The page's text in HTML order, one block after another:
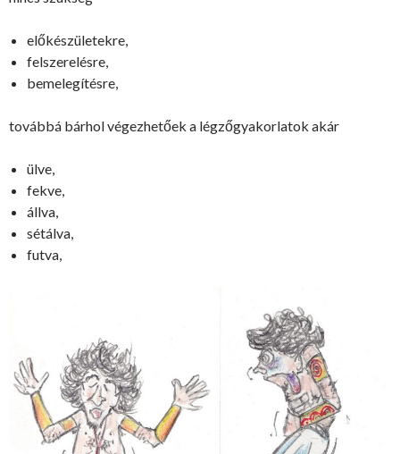
előkészületekre,
felszerelésre,
bemelegítésre,
továbbá bárhol végezhetőek a légzőgyakorlatok akár
ülve,
fekve,
állva,
sétálva,
futva,